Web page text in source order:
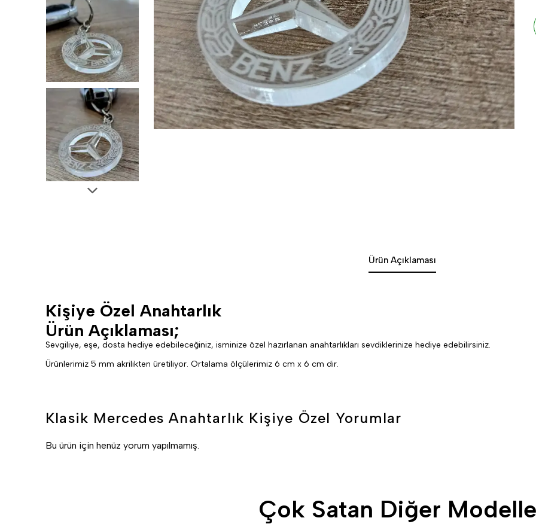
Ürün Açıklaması
Kişiye Özel Anahtarlık
Ürün Açıklaması;
Sevgiliye, eşe, dosta hediye edebileceğiniz, isminize özel hazırlanan anahtarlıkları sevdiklerinize hediye edebilirsiniz.
Ürünlerimiz 5 mm akrilikten üretiliyor. Ortalama ölçülerimiz 6 cm x 6 cm dir.
Klasik Mercedes Anahtarlık Kişiye Özel Yorumlar
Bu ürün için henüz yorum yapılmamış.
Çok Satan Diğer